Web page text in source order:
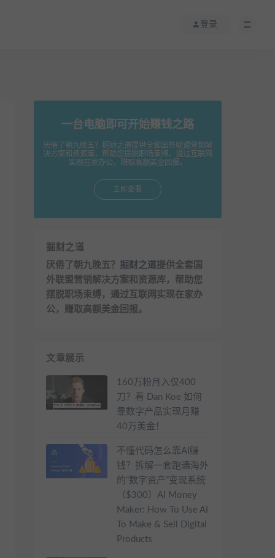
登录
一台电脑即可开始赚钱之路
厌倦了朝九晚五？掘财之道提供全套国外联盟营销解
决方案和资源库，帮助您摆脱职场束缚，通过互联网
实现在家办公，赚取高额美金回报。
立即查看
掘财之道
厌倦了朝九晚五？ 掘财之道提供全套国
外联盟营销解决方案和资源库，帮助您
摆脱职场束缚，通过互联网实现在家办
公，赚取高额美金回报。
文章展示
160万粉月入仅400
刀？看 Dan Koe 如何
靠数字产品实现月赚
40万美金！
不懂代码怎么靠AI赚
钱？拆解一套跑通海外
的“数字资产”变现系统
（$300）AI Money
Maker: How To Use AI
To Make & Sell Digital
Products